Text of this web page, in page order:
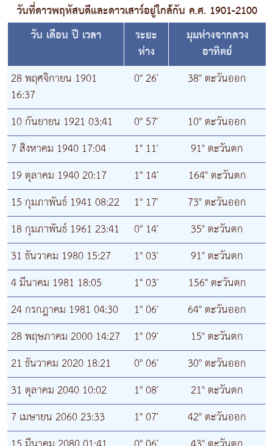
วันที่ดาวพฤหัสบดีและดาวเสาร์อยู่ใกล้กัน ค.ศ. 1901-2100
วัน เดือน ปี เวลา
ระยะ
ห่าง
มุมห่างจากดวง
อาทิตย์
28 พฤศจิกายน 1901
16:37
0° 26′ 38° ตะวันออก
10 กันยายน 1921 03:41 0° 57′
10° ตะวันออก
7 สิงหาคม 1940 17:04
1° 11′
91° ตะวันตก
19 ตุลาคม 1940 20:17
1° 14′
164° ตะวันตก
15 กุมภาพันธ์ 1941 08:22
1° 17′
73° ตะวันออก
18 กุมภาพันธ์ 1961 23:41
0° 14′
35° ตะวันตก
31 ธันวาคม 1980 15:27
1° 03′
91° ตะวันตก
4 มีนาคม 1981 18:05
1° 03′
156° ตะวันตก
24 กรกฎาคม 1981 04:30
1° 06′
64° ตะวันออก
28 พฤษภาคม 2000 14:27
1° 09′
15° ตะวันตก
21 ธันวาคม 2020 18:21
0° 06′
30° ตะวันออก
31 ตุลาคม 2040 10:02
1° 08′
21° ตะวันตก
7 เมษายน 2060 23:33
1° 07′
42° ตะวันออก